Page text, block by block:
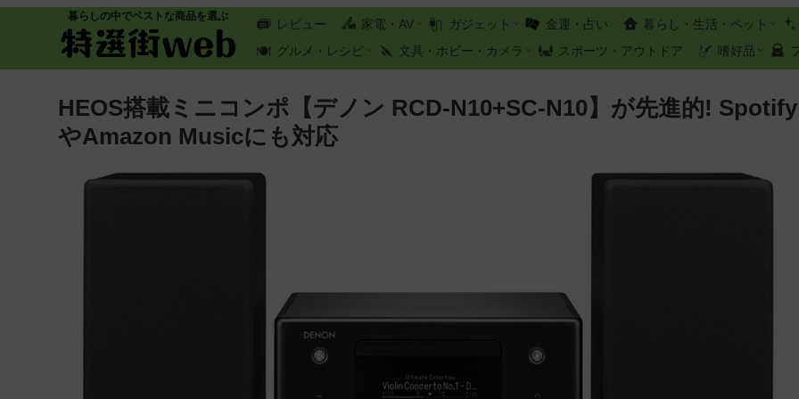
暮らしの中でベストな商品を選ぶ
レビュー 家電・AV ガジェット 金運・占い
暮らし・生活・ペット
グルメ・レシピ
文具・ホビー・カメラ スポーツ・アウトドア 嗜好品
HEOS搭載ミニコンポ【デノン RCD-N10+SC-N10】が先進的! Spotify
やAmazon Musicにも対応